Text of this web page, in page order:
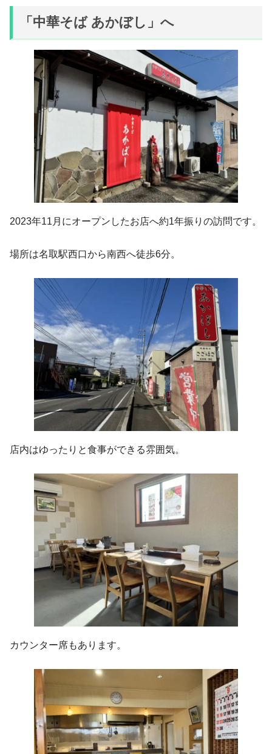
「中華そば あかぼし」へ
2023年11月にオープンしたお店へ約1年振りの訪問です。
場所は名取駅西口から南西へ徒歩6分。
店内はゆったりと食事ができる雰囲気。
カウンター席もあります。